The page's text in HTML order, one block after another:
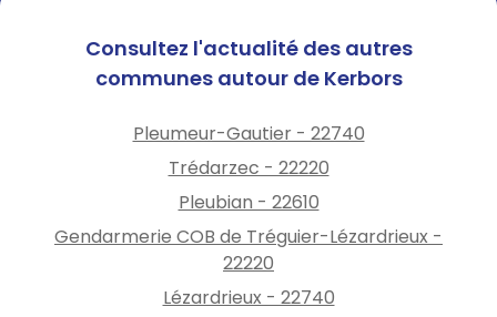
Consultez l'actualité des autres
communes autour de Kerbors
Pleumeur-Gautier - 22740
Trédarzec - 22220
Pleubian - 22610
Gendarmerie COB de Tréguier-Lézardrieux -
22220
Lézardrieux - 22740